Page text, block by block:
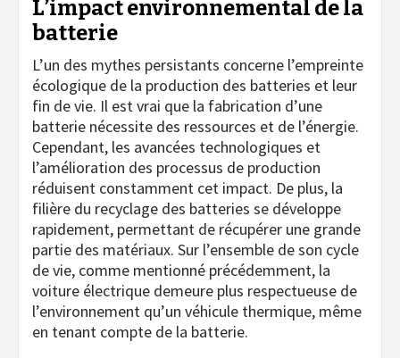
L’impact environnemental de la
batterie
L’un des mythes persistants concerne l’empreinte
écologique de la production des batteries et leur
fin de vie. Il est vrai que la fabrication d’une
batterie nécessite des ressources et de l’énergie.
Cependant, les avancées technologiques et
l’amélioration des processus de production
réduisent constamment cet impact. De plus, la
filière du recyclage des batteries se développe
rapidement, permettant de récupérer une grande
partie des matériaux. Sur l’ensemble de son cycle
de vie, comme mentionné précédemment, la
voiture électrique demeure plus respectueuse de
l’environnement qu’un véhicule thermique, même
en tenant compte de la batterie.